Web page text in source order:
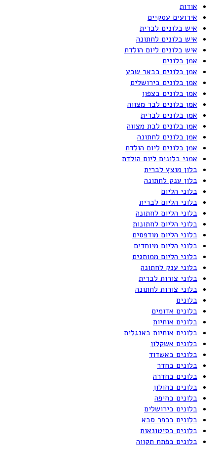
אודות
אירועים עסקיים
איש בלונים לברית
איש בלונים לחתונה
איש בלונים ליום הולדת
אמן בלונים
אמן בלונים בבאר שבע
אמן בלונים בירושלים
אמן בלונים בצפון
אמן בלונים לבר מצווה
אמן בלונים לברית
אמן בלונים לבת מצווה
אמן בלונים לחתונה
אמן בלונים ליום הולדת
אמני בלונים ליום הולדת
בלון מוצץ לברית
בלון ענק לחתונה
בלוני הליום
בלוני הליום לברית
בלוני הליום לחתונה
בלוני הליום לחתונות
בלוני הליום מודפסים
בלוני הליום מיוחדים
בלוני הליום ממותגים
בלוני ענק לחתונה
בלוני צורות לברית
בלוני צורות לחתונה
בלונים
בלונים אדומים
בלונים אותיות
בלונים אותיות באנגלית
בלונים אשקלון
בלונים באשדוד
בלונים בחדר
בלונים בחדרה
בלונים בחולון
בלונים בחיפה
בלונים בירושלים
בלונים בכפר סבא
בלונים בסיטונאות
בלונים בפתח תקווה